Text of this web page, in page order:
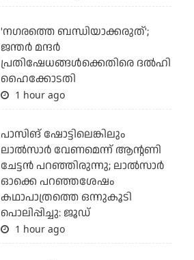
'നഗരത്തെ ബന്ധിയാക്കരുത്';
ജന്തര്‍ മന്ദര്‍
പ്രതിഷേധങ്ങള്‍ക്കെതിരെ ദല്‍ഹി
ഹൈക്കോടതി
1 hour ago
പാസിങ് ഷോട്ടിലെങ്കിലും
ലാല്‍സാര്‍ വേണമെന്ന് ആന്റണി
ചേട്ടന്‍ പറഞ്ഞിരുന്നു; ലാല്‍സാര്‍
ഓക്കെ പറഞ്ഞശേഷം
കഥാപാത്രത്തെ ഒന്നുകൂടി
പൊലിപ്പിച്ചു: ജൂഡ്
1 hour ago